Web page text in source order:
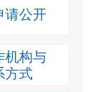
请公开
机构与
方式